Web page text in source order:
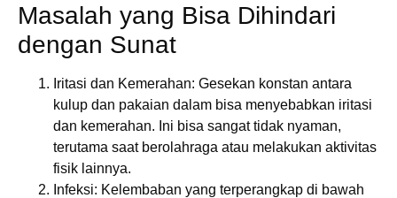
Masalah yang Bisa Dihindari
dengan Sunat
Iritasi dan Kemerahan: Gesekan konstan antara
kulup dan pakaian dalam bisa menyebabkan iritasi
dan kemerahan. Ini bisa sangat tidak nyaman,
terutama saat berolahraga atau melakukan aktivitas
fisik lainnya.
Infeksi: Kelembaban yang terperangkap di bawah